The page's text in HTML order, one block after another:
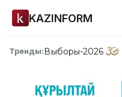
KAZINFORM
Тренды:Выборы-2026